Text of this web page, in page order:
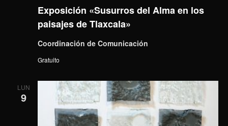
Exposición «Susurros del Alma en los
paisajes de Tlaxcala»
Coordinación de Comunicación
Gratuito
LUN
9